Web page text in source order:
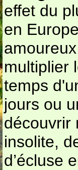
effet du
en
multiplier
temps
jours ou
découvrir
insolite,
d’écluse